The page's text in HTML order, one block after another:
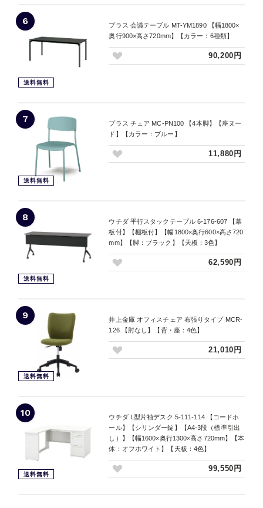
6
送料無料
プラス 会議テーブル MT-YM1890 【幅1800×
奥行900×高さ720mm】【カラー：6種類】
90,200円
7
送料無料
プラス チェア MC-PN100 【4本脚】【座ヌー
ド】【カラー：ブルー】
11,880円
8
送料無料
ウチダ 平行スタックテーブル 6-176-607 【幕
板付】【棚板付】【幅1800×奥行600×高さ720
mm】【脚：ブラック】【天板：3色】
62,590円
9
送料無料
井上金庫 オフィスチェア 布張りタイプ MCR-
126 【肘なし】【背・座：4色】
21,010円
10
送料無料
ウチダ L型片袖デスク 5-111-114 【コードホ
ール】【シリンダー錠】【A4-3段（標準引出
し）】【幅1600×奥行1300×高さ720mm】【本
体：オフホワイト】【天板：4色】
99,550円